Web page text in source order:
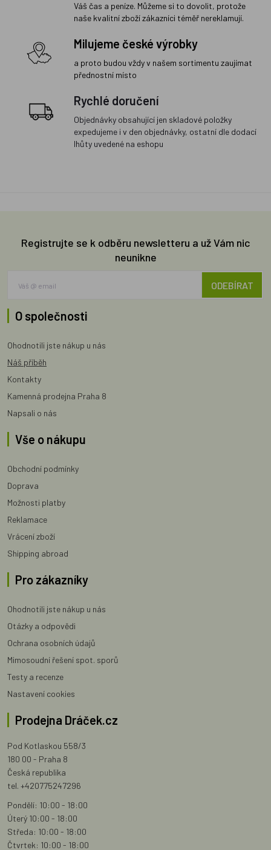
Váš čas a peníze. Můžeme si to dovolit, protože
naše kvalitní zboží zákazníci téměř nereklamují.
Milujeme české výrobky
a proto budou vždy v našem sortimentu zaujímat
přednostní místo
Rychlé doručení
Objednávky obsahující jen skladové položky
expedujeme i v den objednávky, ostatní dle dodací
lhůty uvedené na eshopu
Registrujte se k odběru newsletteru a už Vám nic
neunikne
ODEBÍRAT
O společnosti
Ohodnotili jste nákup u nás
Náš příběh
Kontakty
Kamenná prodejna Praha 8
Napsali o nás
Vše o nákupu
Obchodní podmínky
Doprava
Možnosti platby
Reklamace
Vrácení zboží
Shipping abroad
Pro zákazníky
Ohodnotili jste nákup u nás
Otázky a odpovědi
Ochrana osobních údajů
Mimosoudní řešení spot. sporů
Testy a recenze
Nastavení cookies
Prodejna Dráček.cz
Pod Kotlaskou 558/3
180 00 - Praha 8
Česká republika
tel. +420775247296
Pondělí: 10:00 - 18:00
Úterý 10:00 - 18:00
Středa: 10:00 - 18:00
Čtvrtek: 10:00 - 18:00